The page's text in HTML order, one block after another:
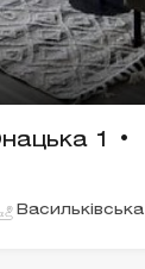
1 •
Васильківська